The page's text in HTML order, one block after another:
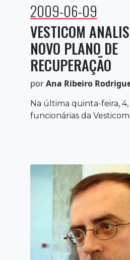
2009-06-09
VESTICOM
NOVO PLANO DE
RECUPERAÇÃO
porAna Ribeiro
Na última quinta-feira,
funcionárias da Vesticom